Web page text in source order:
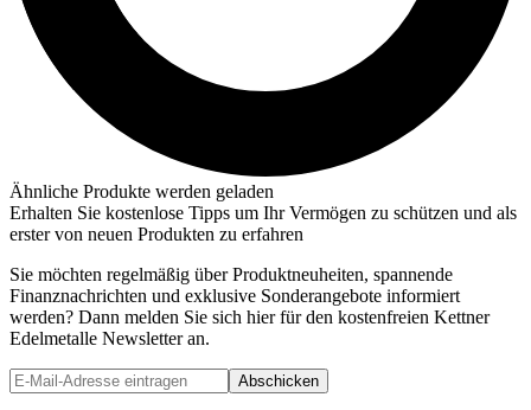
Ähnliche Produkte werden geladen
Erhalten Sie kostenlose Tipps um Ihr Vermögen zu schützen und als
erster von neuen Produkten zu erfahren
Sie möchten regelmäßig über Produktneuheiten, spannende
Finanznachrichten und exklusive Sonderangebote informiert
werden? Dann melden Sie sich hier für den kostenfreien Kettner
Edelmetalle Newsletter an.
Abschicken